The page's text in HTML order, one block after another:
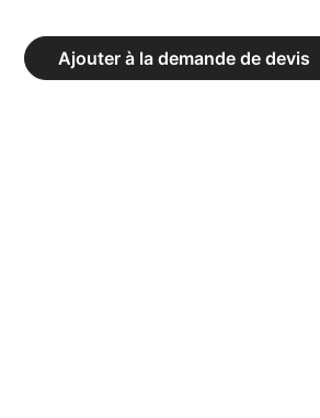
Ajouter à la demande de devis
PARALLÈLES
TRAINING